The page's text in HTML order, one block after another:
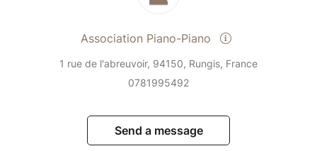
Association Piano-Piano
1 rue de l'abreuvoir, 94150, Rungis, France
0781995492
Send a message